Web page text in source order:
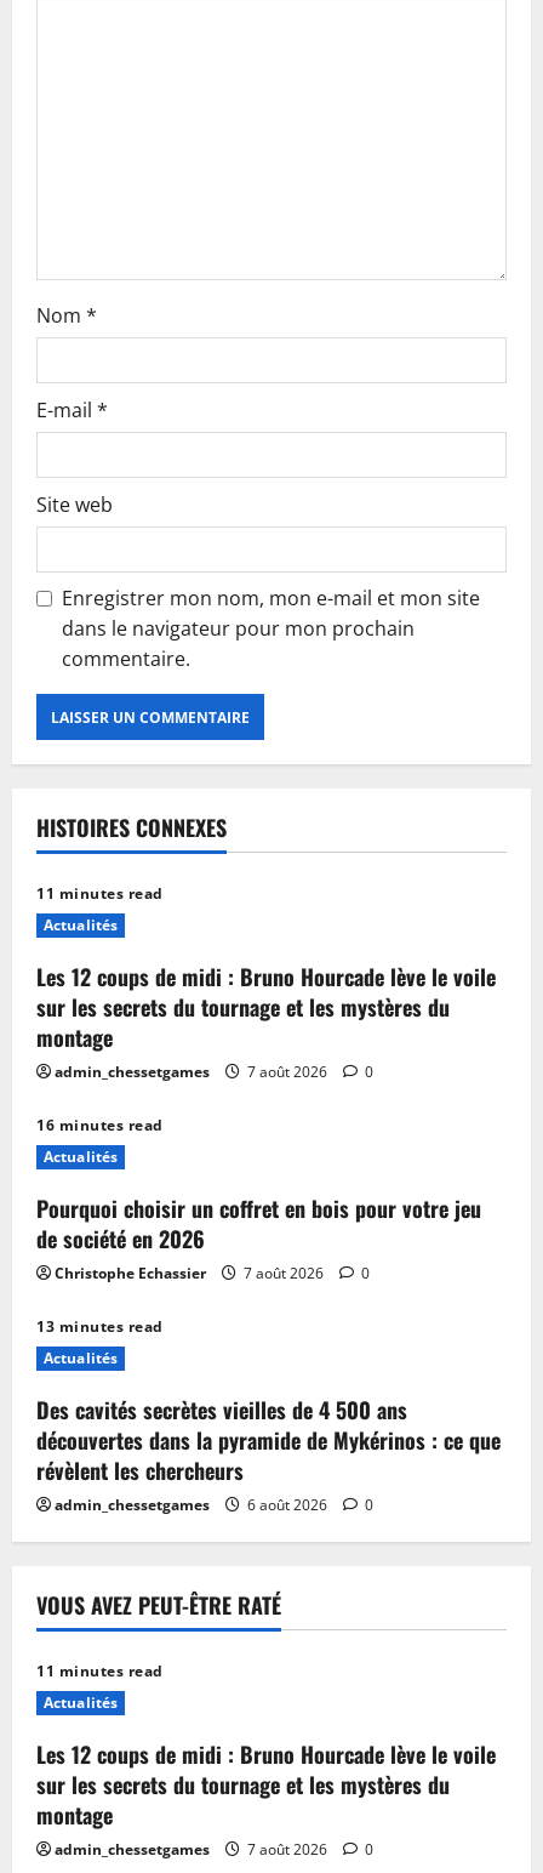
Nom *
E-mail *
Site web
Enregistrer mon nom, mon e-mail et mon site
dans le navigateur pour mon prochain
commentaire.
HISTOIRES CONNEXES
11 minutes read
Actualités
Les 12 coups de midi : Bruno Hourcade lève le voile
sur les secrets du tournage et les mystères du
montage
admin_chessetgames 7 août 2026 0
16 minutes read
Actualités
Pourquoi choisir un coffret en bois pour votre jeu
de société en 2026
Christophe Echassier 7 août 2026 0
13 minutes read
Actualités
Des cavités secrètes vieilles de 4 500 ans
découvertes dans la pyramide de Mykérinos : ce que
révèlent les chercheurs
admin_chessetgames 6 août 2026 0
VOUS AVEZ PEUT-ÊTRE RATÉ
11 minutes read
Actualités
Les 12 coups de midi : Bruno Hourcade lève le voile
sur les secrets du tournage et les mystères du
montage
admin_chessetgames 7 août 2026 0